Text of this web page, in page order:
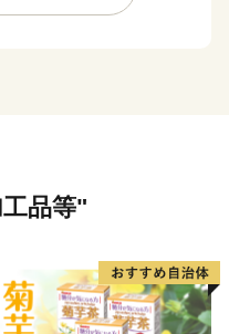
のほとんどが破壊され
つちのこフェスタ」を
品等"